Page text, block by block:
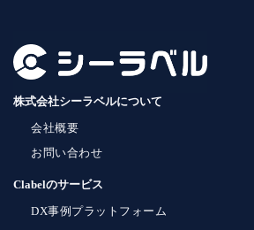
株式会社シーラベルについて
会社概要
お問い合わせ
Clabelのサービス
DX事例プラットフォーム